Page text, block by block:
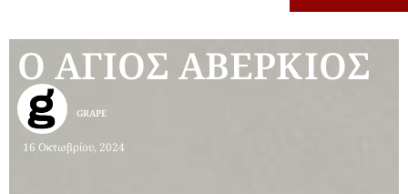
Ο ΑΓΙΟΣ ΑΒΕΡΚΙΟΣ
16 Οκτωβρίου, 2024
GRAPE